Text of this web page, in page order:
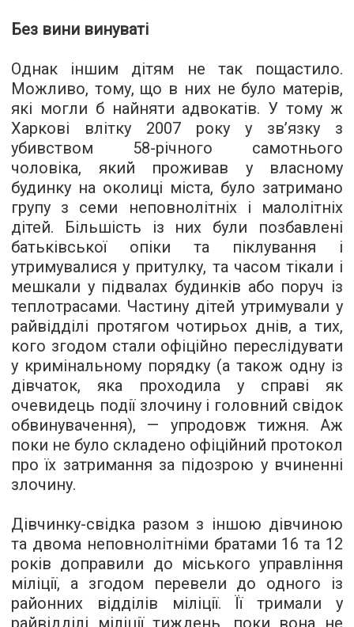
Без вини винуваті
Однак іншим дітям не так пощастило.
Можливо, тому, що в них не було матерів,
які могли б найняти адвокатів. У тому ж
Харкові влітку 2007 року у зв’язку з
убивством 58-річного самотнього
чоловіка, який проживав у власному
будинку на околиці міста, було затримано
групу з семи неповнолітніх і малолітніх
дітей. Більшість із них були позбавлені
батьківської опіки та піклування і
утримувалися у притулку, та часом тікали і
мешкали у підвалах будинків або поруч із
теплотрасами. Частину дітей утримували у
райвідділі протягом чотирьох днів, а тих,
кого згодом стали офіційно переслідувати
у кримінальному порядку (а також одну із
дівчаток, яка проходила у справі як
очевидець події злочину і головний свідок
обвинувачення), — упродовж тижня. Аж
поки не було складено офіційний протокол
про їх затримання за підозрою у вчиненні
злочину.
Дівчинку-свідка разом з іншою дівчиною
та двома неповнолітніми братами 16 та 12
років доправили до міського управління
міліції, а згодом перевели до одного із
районних відділів міліції. Її тримали у
райвідділі міліції тиждень, поки вона не